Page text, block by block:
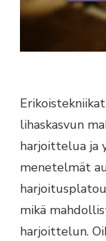
lihaskasvun
harjoittelua ja
menetelmät
mikä
harjoittelun.